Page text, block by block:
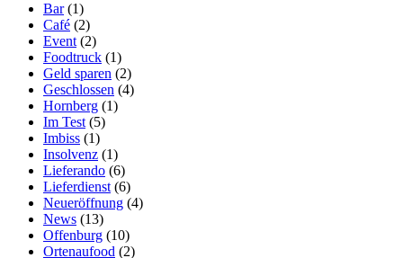
Bar (1)
Café (2)
Event (2)
Foodtruck (1)
Geld sparen (2)
Geschlossen (4)
Hornberg (1)
Im Test (5)
Imbiss (1)
Insolvenz (1)
Lieferando (6)
Lieferdienst (6)
Neueröffnung (4)
News (13)
Offenburg (10)
Ortenaufood (2)